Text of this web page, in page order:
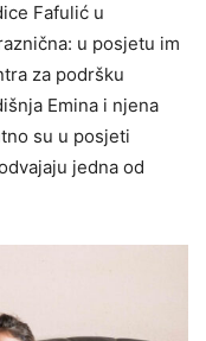
Fafulić u
u posjetu im
za podršku
Emina i njena
su u posjeti
jedna od